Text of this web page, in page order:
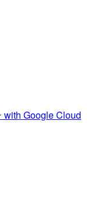
with Google Cloud